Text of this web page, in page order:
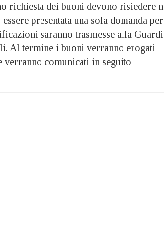
richiesta dei buoni devono risiedere
essere presentata una sola domanda per
saranno trasmesse alla
Al termine i buoni verranno erogati
comunicati in seguito